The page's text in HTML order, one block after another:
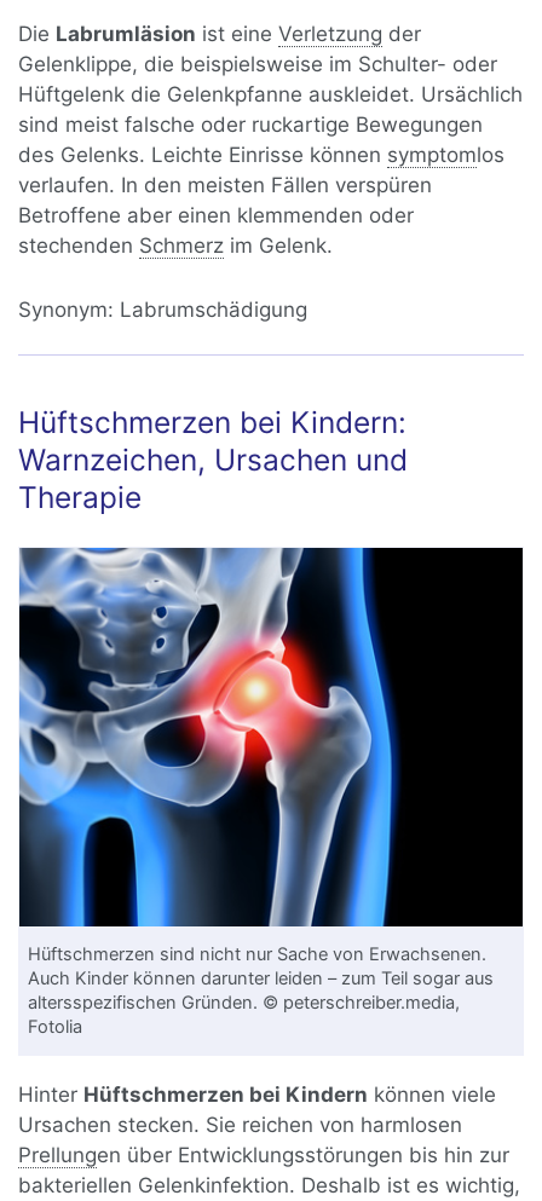
Die Labrumläsion ist eineVerletzung der
Gelenklippe, die beispielsweise im Schulter- oder
Hüftgelenk die Gelenkpfanne auskleidet. Ursächlich
sind meist falsche oder ruckartige Bewegungen
des Gelenks. Leichte Einrisse können symptomlos
verlaufen. In den meisten Fällen verspüren
Betroffene aber einen klemmenden oder
stechenden Schmerz im Gelenk.
Synonym: Labrumschädigung
Hüftschmerzen bei Kindern:
Warnzeichen, Ursachen und
Therapie
Hüftschmerzen sind nicht nur Sache von Erwachsenen.
Auch Kinder können darunter leiden – zum Teil sogar aus
altersspezifischen Gründen. © peterschreiber.media,
Fotolia
Hinter Hüftschmerzen bei Kindern können viele
Ursachen stecken. Sie reichen von harmlosen
Prellungen über Entwicklungsstörungen bis hin zur
bakteriellen Gelenkinfektion. Deshalb ist es wichtig,